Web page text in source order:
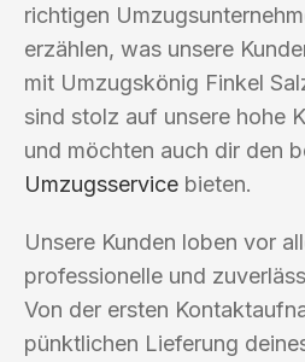
richtigen
erzählen, was unsere
mit Umzugskönig Finkel
sind stolz auf unsere hohe
und möchten auch dir den
Umzugsservice bieten.
Unsere Kunden loben vor
professionelle und
Von der ersten
pünktlichen Lieferung